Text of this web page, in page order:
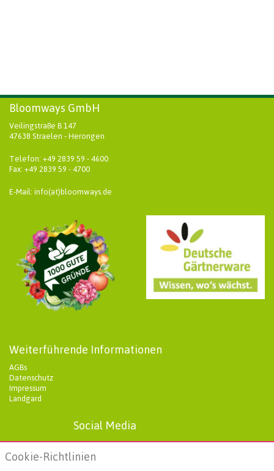
Bloomways GmbH
Veilingstraße B 147
47638 Straelen - Herongen
Telefon: +49 2839 59 - 4600
Fax: +49 2839 59 - 4700
E-Mail: info(at)bloomways.de
Weiterführende Informationen
AGBs
Datenschutz
Impressum
Landgard
Social Media
Cookie-Richtlinien